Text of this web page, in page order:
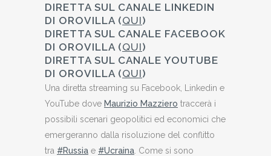
DIRETTA SUL CANALE LINKEDIN
DI OROVILLA (QUI)
DIRETTA SUL CANALE FACEBOOK
DI OROVILLA (QUI)
DIRETTA SUL CANALE YOUTUBE
DI OROVILLA (QUI)
Una diretta streaming su Facebook, Linkedin e
YouTube dove Maurizio Mazziero traccerà i
possibili scenari geopolitici ed economici che
emergeranno dalla risoluzione del conflitto
tra #Russia e #Ucraina . Come si sono